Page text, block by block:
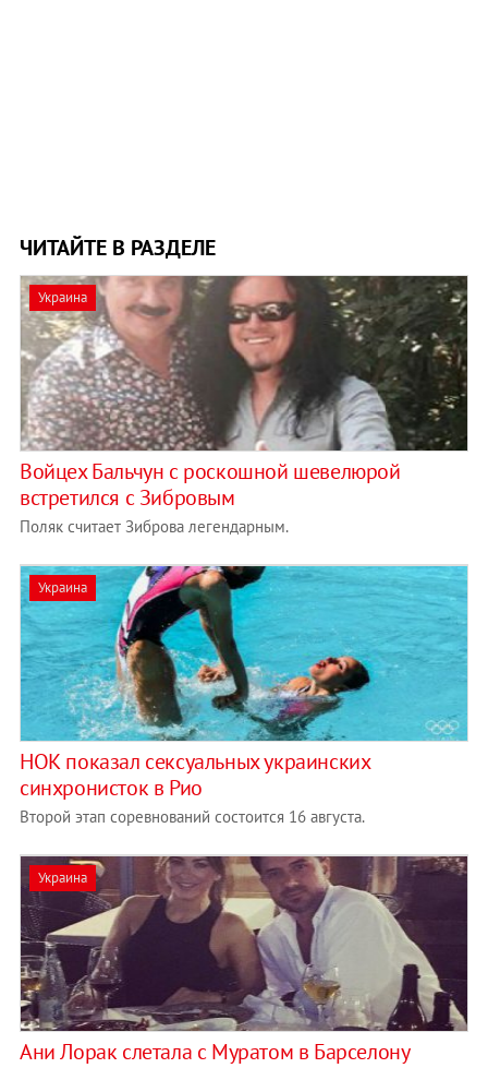
ЧИТАЙТЕ В РАЗДЕЛЕ
Украина
Войцех Бальчун с роскошной шевелюрой
встретился с Зибровым
Поляк считает Зиброва легендарным.
Украина
НОК показал сексуальных украинских
синхронисток в Рио
Второй этап соревнований состоится 16 августа.
Украина
Ани Лорак слетала c Муратом в Барселону